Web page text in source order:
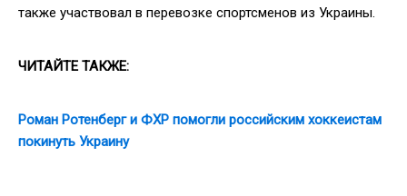
также участвовал в перевозке спортсменов из Украины.
ЧИТАЙТЕ ТАКЖЕ:
Роман Ротенберг и ФХР помогли российским хоккеистам
покинуть Украину